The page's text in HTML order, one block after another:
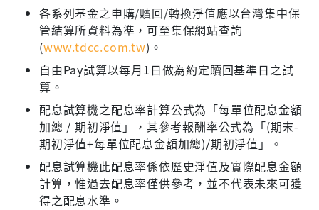
各系列基金之申購/贖回/轉換淨值應以台灣集中保
管結算所資料為準，可至集保網站查詢
(www.tdcc.com.tw)。
自由Pay試算以每月1日做為約定贖回基準日之試
算。
配息試算機之配息率計算公式為「每單位配息金額
加總 / 期初淨值」，其參考報酬率公式為「(期末-
期初淨值+每單位配息金額加總)/期初淨值」。
配息試算機此配息率係依歷史淨值及實際配息金額
計算，惟過去配息率僅供參考，並不代表未來可獲
得之配息水準。